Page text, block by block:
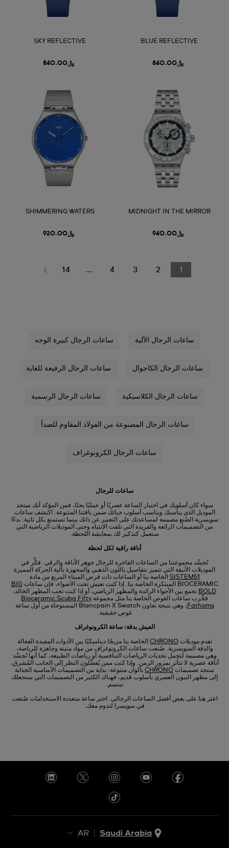
BLUE REFLECTIVE
﷼840.00
SKY REFLECTIVE
﷼840.00
MIDNIGHT IN THE MIRROR
﷼940.00
SHIMMERING WATERS
﷼920.00
1
2
3
4
...
14
ساعات الرجال الآلية ساعات الرجال كبيرة الوجه
ساعات الرجال الكاجوال ساعات الرجال الرفيعة للغاية
ساعات الرجال الكلاسيكية ساعات الرجال الرسمية
ساعات الرجال المصنوعة من الفولاذ المقاوم للصدأ
ساعات الرجال الكرونوغراف
ساعات للرجال
سواء كان أسلوبك في اختيار الساعة عصريًا أو عمليًا بحتًا، فمن المؤكد أنك ستجد
الموديل الذي يناسبك ويناسب أسلوب حياتك ضمن باقتنا المتنوعة. اكتشف ساعات
سويسرية الصُنع مصممة لمساعدتك على التعبير عن ذاتك بينما تستمتع بكل ثانية: بدءًا
من التصميمات الرائعة والفريدة التي تلفت الانتباه وحتى الموديلات الرياضية التي
ستعمل كتذكير لك بمعايشة اللحظة.
أناقة راقية لكل لحظة
تُجسِّد مجموعتنا من الساعات الفاخرة للرجال جوهر الأناقة والرقي. فكِّر في
الموديلات الأنيقة التي تتميز بتفاصيل باللون الذهبي والمجهزة بآلية الحركة المميزة
SISTEM51
الخاصة بنا أو الساعات ذات قرص الميناء المربع من مادة
BIOCERAMIC المبتكرة الخاصة بنا. إذا كنت تعيش تحت الأضواء، فإن ساعات
BIG
BOLD تجمع بين الأجواء الرائدة والمظهر الرياضي، أو إذا كنت تحب المظهر الخالد،
فجِّرب ساعات الغوص الخاصة بنا مثل مجموعة Bioceramic Scuba Fifty
Fathoms
، وهي نتيجة تعاون Blancpain X Swatch المستوحاة من أول ساعة
غوص حقيقية.
العيش بدقة: ساعة الكرونوغراف
تقدم موديلاتCHRONO الخاصة بنا مزيجًا ديناميكيًا بين الأدوات المفيدة الفعالة
والدقة السويسرية. صُنعت ساعات الكرونوغراف من مواد متينة وجاهزة للرياضة،
وهي مصممة لتحمل تحديات الرياضات التنافسية أو رياضات الطبيعة، كما أنها تُجسِّد
أناقة عصرية لا تتأثر بمرور الزمن. وإذا كنت ممن يُفضِّلون النظر إلى الجانب المُشرق،
ستجد تصميمات CHRONO بألوان متنوعة: بداية من التصميمات الأساسية الجذابة
إلى مظهر النيون العصري بأسلوب قديم، فهناك الكثير من التصميمات التي ستجعلك
تبتسم.
اعثر هنا على بعض أفضل الساعات الرجالي. اختر ساعة متعددة الاستخدامات صُنعت
في سويسرا لتدوم معك.
Saudi Arabia
AR